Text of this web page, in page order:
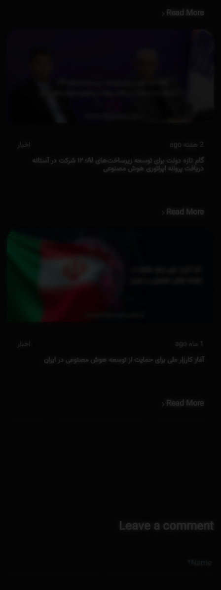
Read More
2 هفته ago
اخبار
گام تازه دولت برای توسعه زیرساخت‌های AI؛ ۱۲ شرکت در آستانه
دریافت پروانه‌ اپراتوری هوش مصنوعی
Read More
1 ماه ago
اخبار
آغاز کارزار ملی برای حمایت از توسعه هوش مصنوعی در ایران
Read More
Leave a comment